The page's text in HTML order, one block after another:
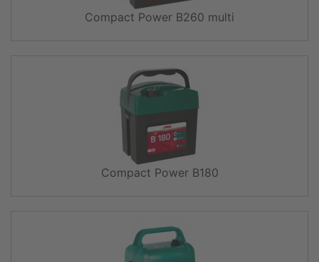
Compact Power B260 multi
Compact Power B180